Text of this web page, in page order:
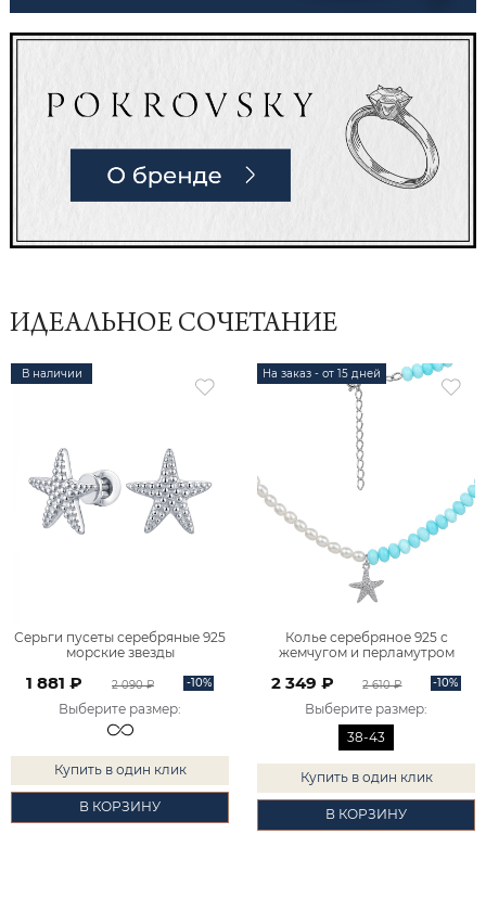
ИДЕАЛЬНОЕ СОЧЕТАНИЕ
В наличии
Серьги пусеты серебряные 925
морские звезды
1 881 ₽ 2 090 ₽ -10%
Выберите размер:
Купить в один клик
В КОРЗИНУ
На заказ - от 15 дней
Колье серебряное 925 с
жемчугом и перламутром
2 349 ₽ 2 610 ₽ -10%
Выберите размер:
38-43
Купить в один клик
В КОРЗИНУ